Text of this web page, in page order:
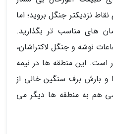
نزدیکتر جنگل بروید؛ اما
های مناسب تر بگذارید.
نوشه و جنگل لاکتراشان،
است. این منطقه ها در نیمه
و بارش برف سنگین خالی از
هم به منطقه ها دیگر می